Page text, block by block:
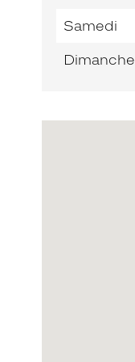
Samedi
Dimanche